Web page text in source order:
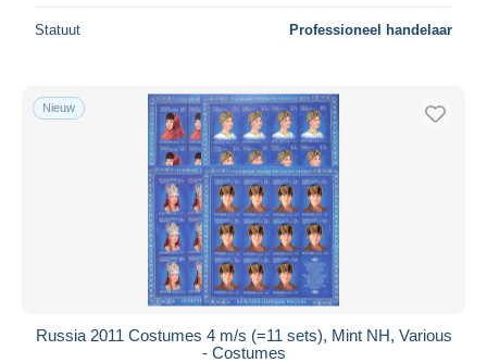
Statuut Professioneel handelaar
Nieuw
Russia 2011 Costumes 4 m/s (=11 sets), Mint NH, Various
- Costumes